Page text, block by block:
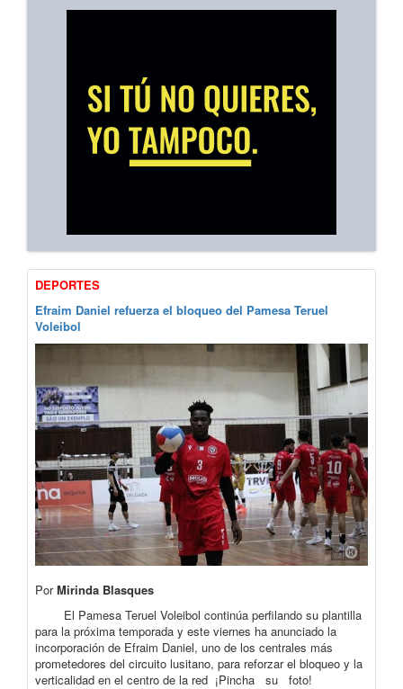
DEPORTES
Efraim Daniel refuerza el bloqueo del Pamesa Teruel
Voleibol
PorMirinda Blasques
El Pamesa Teruel Voleibol continúa perfilando su plantilla
para la próxima temporada y este viernes ha anunciado la
incorporación de Efraim Daniel, uno de los centrales más
prometedores del circuito lusitano, para reforzar el bloqueo y la
verticalidad en el centro de la red ¡Pincha su foto!